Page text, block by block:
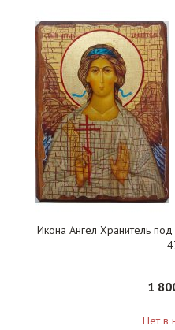
Икона Ангел Хранитель
1
Нет в